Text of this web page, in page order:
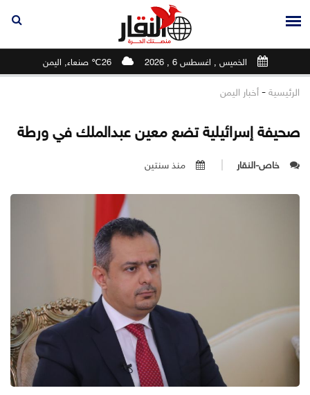
الخميس , اغسطس 6 , 2026 26℃ صنعاء, اليمن
الرئيسية - أخبار اليمن
صحيفة إسرائيلية تضع معين عبدالملك في ورطة
خاص-النقار منذ سنتين